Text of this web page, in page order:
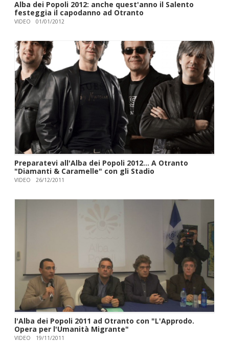
Alba dei Popoli 2012: anche quest'anno il Salento
festeggia il capodanno ad Otranto
VIDEO 01/01/2012
Preparatevi all'Alba dei Popoli 2012... A Otranto
"Diamanti & Caramelle" con gli Stadio
VIDEO 26/12/2011
l'Alba dei Popoli 2011 ad Otranto con "L'Approdo.
Opera per l'Umanità Migrante"
VIDEO 19/11/2011